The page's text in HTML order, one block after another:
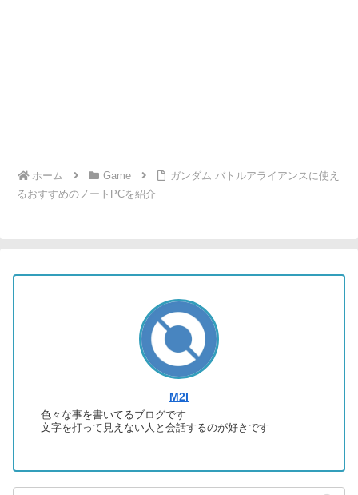
ホーム Game
ガンダム バトルアライアンスに使え
るおすすめのノートPCを紹介
M2I
色々な事を書いてるブログです
文字を打って見えない人と会話するのが好きです